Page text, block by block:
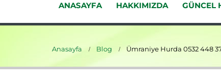
ANASAYFA HAKKIMIZDA GÜNCEL
Anasayfa Blog Ümraniye Hurda 0532 448